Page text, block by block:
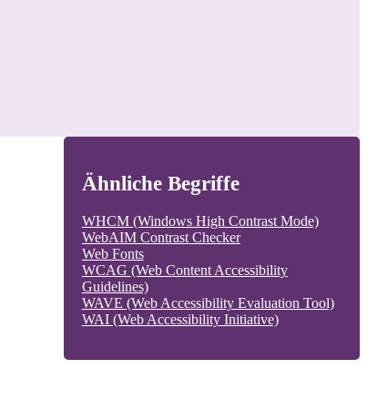
Ähnliche Begriffe
WHCM (Windows High Contrast Mode)
WebAIM Contrast Checker
Web Fonts
WCAG (Web Content Accessibility
Guidelines)
WAVE (Web Accessibility Evaluation Tool)
WAI (Web Accessibility Initiative)